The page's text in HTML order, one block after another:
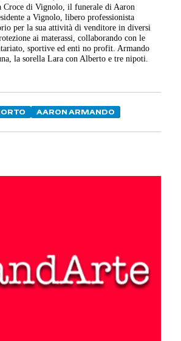
Croce di Vignolo, il funerale di Aaron
a Vignolo, libero professionista
per la sua attività di venditore in diversi
ai materassi, collaborando con le
sportive ed enti no profit. Armando
la sorella Lara con Alberto e tre nipoti.
AARON ARMANDO